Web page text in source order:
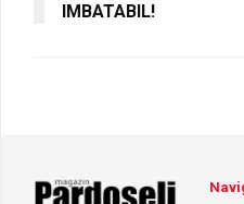
IMBATABIL!